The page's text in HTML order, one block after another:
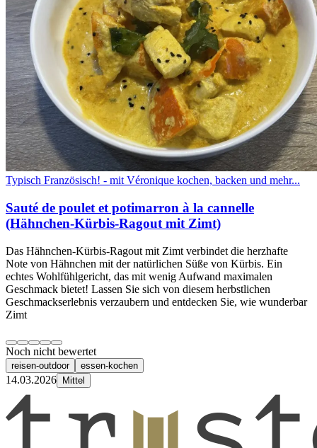
Typisch Französisch! - mit Véronique kochen, backen und mehr...
Sauté de poulet et potimarron à la cannelle
(Hähnchen-Kürbis-Ragout mit Zimt)
Das Hähnchen-Kürbis-Ragout mit Zimt verbindet die herzhafte
Note von Hähnchen mit der natürlichen Süße von Kürbis. Ein
echtes Wohlfühlgericht, das mit wenig Aufwand maximalen
Geschmack bietet! Lassen Sie sich von diesem herbstlichen
Geschmackserlebnis verzaubern und entdecken Sie, wie wunderbar
Zimt
Noch nicht bewertet
reisen-outdoor essen-kochen
14.03.2026 Mittel